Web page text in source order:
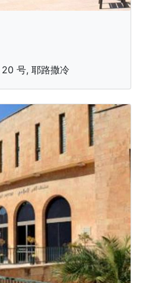
号, 耶路撒冷